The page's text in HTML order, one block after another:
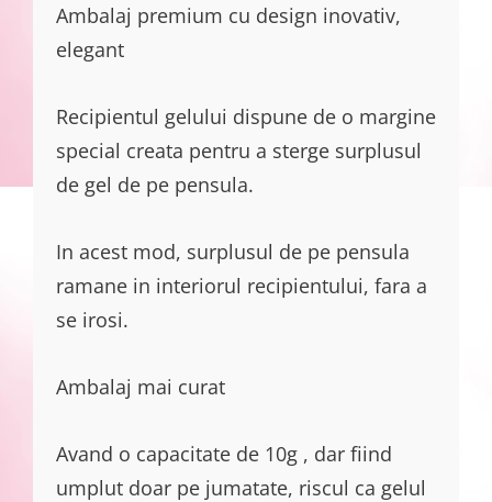
Ambalaj premium cu design inovativ,
elegant
Recipientul gelului dispune de o margine
special creata pentru a sterge surplusul
de gel de pe pensula.
In acest mod, surplusul de pe pensula
ramane in interiorul recipientului, fara a
se irosi.
Ambalaj mai curat
Avand o capacitate de 10g , dar fiind
umplut doar pe jumatate, riscul ca gelul